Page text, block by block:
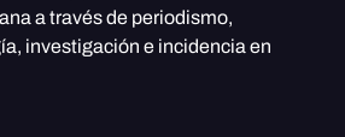
a través de periodismo,
investigación e incidencia en